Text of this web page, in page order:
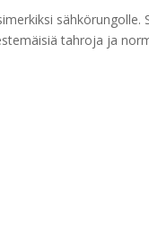
sähkörungolle.
tahroja ja